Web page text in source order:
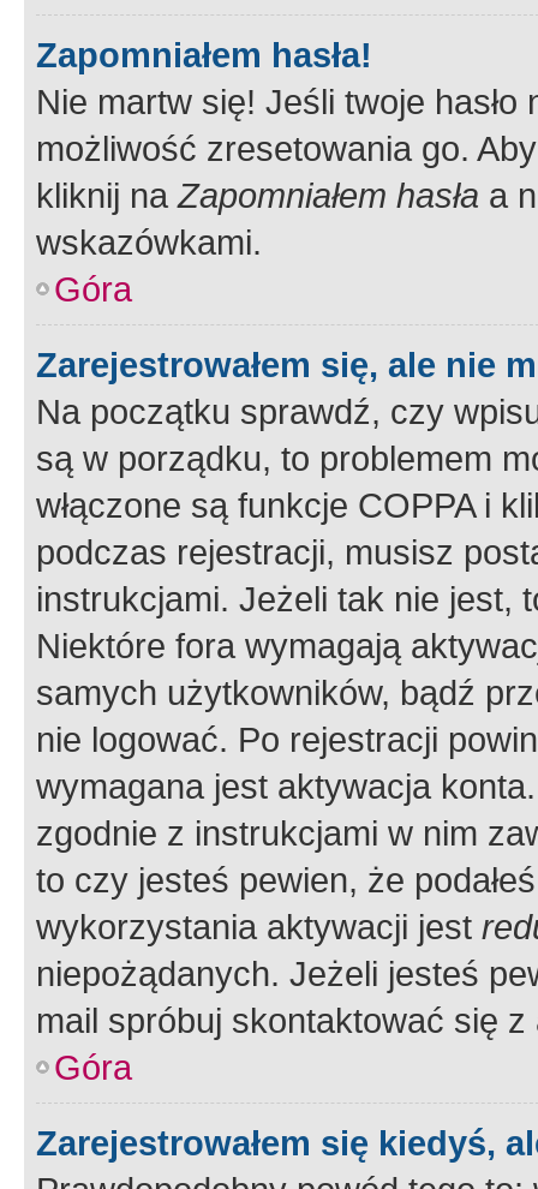
Zapomniałem hasła!
Nie martw się! Jeśli twoje
możliwość zresetowania go.
kliknij naZapomniałem hasła a
wskazówkami.
Góra
Zarejestrowałem się, ale nie
Na początku sprawdź, czy
są w porządku, to problemem
włączone są funkcje COPPA i
podczas rejestracji, musisz
instrukcjami. Jeżeli tak nie jest,
Niektóre fora wymagają
samych użytkowników, bądź
nie logować. Po rejestracji
wymagana jest aktywacja
zgodnie z instrukcjami w nim
to czy jesteś pewien, że
wykorzystania aktywacji jest
niepożądanych. Jeżeli jesteś
mail spróbuj skontaktować się
Góra
Zarejestrowałem się kiedyś,